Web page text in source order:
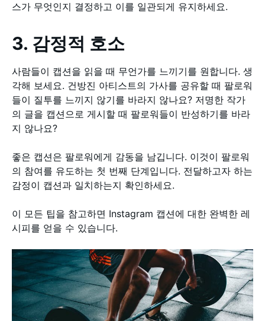
스가 무엇인지 결정하고 이를 일관되게 유지하세요.
3. 감정적 호소
사람들이 캡션을 읽을 때 무언가를 느끼기를 원합니다. 생
각해 보세요. 건방진 아티스트의 가사를 공유할 때 팔로워
들이 질투를 느끼지 않기를 바라지 않나요? 저명한 작가
의 글을 캡션으로 게시할 때 팔로워들이 반성하기를 바라
지 않나요?
좋은 캡션은 팔로워에게 감동을 남깁니다. 이것이 팔로워
의 참여를 유도하는 첫 번째 단계입니다. 전달하고자 하는
감정이 캡션과 일치하는지 확인하세요.
이 모든 팁을 참고하면 Instagram 캡션에 대한 완벽한 레
시피를 얻을 수 있습니다.